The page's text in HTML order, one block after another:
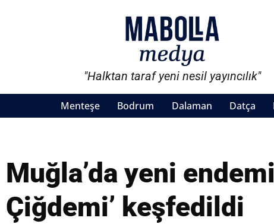
"Halktan taraf yeni nesil yayıncılık"
Menteşe Bodrum Dalaman Datça
Muğla’da yeni
Çiğdemi’ keşfedildi